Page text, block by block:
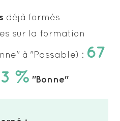
déjà formés
sur la formation
à "Passable) : 67
% "Bonne"